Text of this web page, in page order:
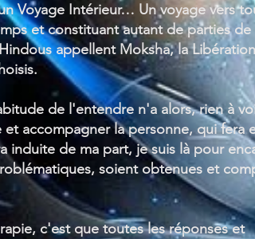
Voyage Intérieur… Un voyage vers
et constituant autant de parties de
appellent Moksha, la
de l'entendre n'a alors, rien à
accompagner la personne, qui fera
induite de ma part, je suis là pour
soient obtenues et
c'est que toutes les réponses et